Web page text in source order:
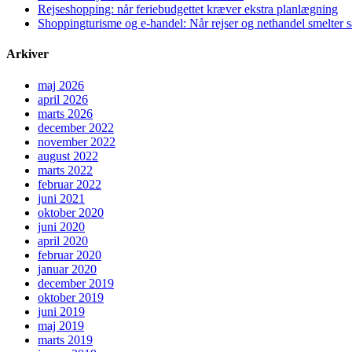
Rejseshopping: når feriebudgettet kræver ekstra planlægning
Shoppingturisme og e-handel: Når rejser og nethandel smelter
Arkiver
maj 2026
april 2026
marts 2026
december 2022
november 2022
august 2022
marts 2022
februar 2022
juni 2021
oktober 2020
juni 2020
april 2020
februar 2020
januar 2020
december 2019
oktober 2019
juni 2019
maj 2019
marts 2019